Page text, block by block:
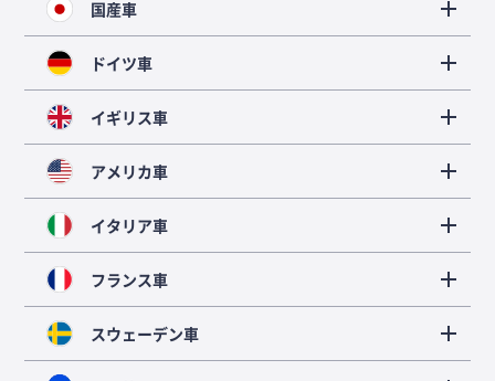
国産車
ドイツ車
イギリス車
アメリカ車
イタリア車
フランス車
スウェーデン車